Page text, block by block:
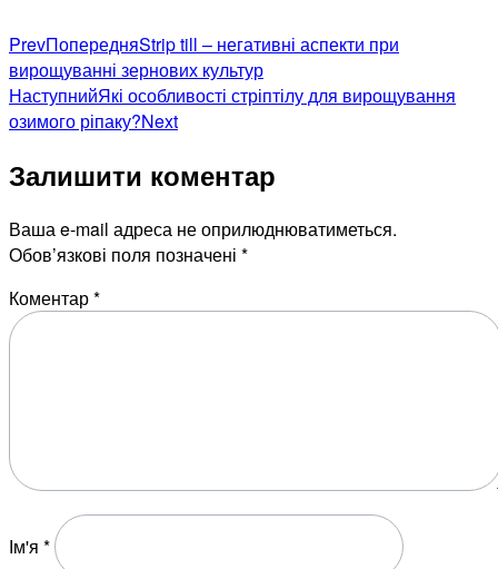
PrevПопередняStrip till – негативні аспекти при
вирощуванні зернових культур
НаступнийЯкі особливості стріптілу для вирощування
озимого ріпаку?Next
Залишити коментар
Ваша e-mail адреса не оприлюднюватиметься.
Обов’язкові поля позначені *
Коментар*
Ім'я *